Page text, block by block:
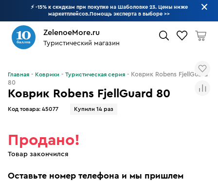
⚡ -15% к скидкам при покупке на Шаболовке 23. Цены ниже
маркетплейсов.Помощь эксперта в выборе >>
ZelenoeMore.ru
Туристический магазин
Коврик Robens FjellGuard 80
Код товара: 45077 Купили 14 раз
Главная Коврики Туристическая серия
Коврик Robens FjellGuard
80
Продано!
Товар закончился
Оставьте номер телефона и мы пришлем